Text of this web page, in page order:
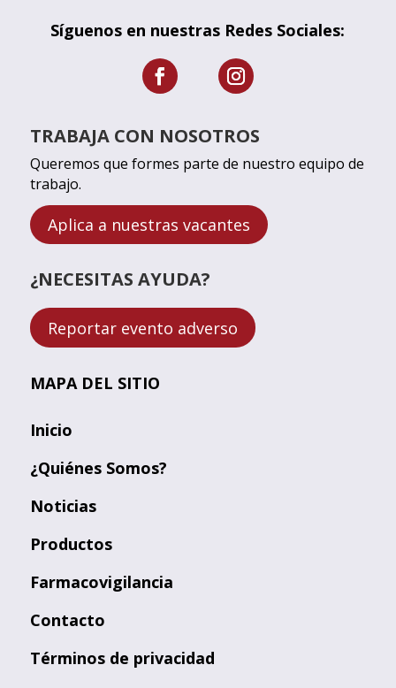
Síguenos en nuestras Redes Sociales:
TRABAJA CON NOSOTROS
Queremos que formes parte de nuestro equipo de
trabajo.
Aplica a nuestras vacantes
¿NECESITAS AYUDA?
Reportar evento adverso
MAPA DEL SITIO
Inicio
¿Quiénes Somos?
Noticias
Productos
Farmacovigilancia
Contacto
Términos de privacidad